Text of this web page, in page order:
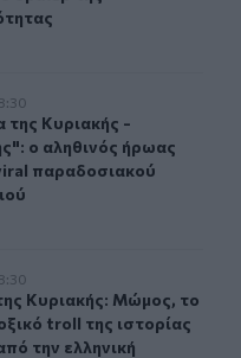
ο αληθινός
της Κυριακής -
της Κυριακής -
ο αληθινός ήρωας
παραδοσιακού
το πρώτο τοξικό troll της
Κυριακής: Μώμος, το
Κυριακής: Μώμος, το
troll της ιστορίας
την ελληνική